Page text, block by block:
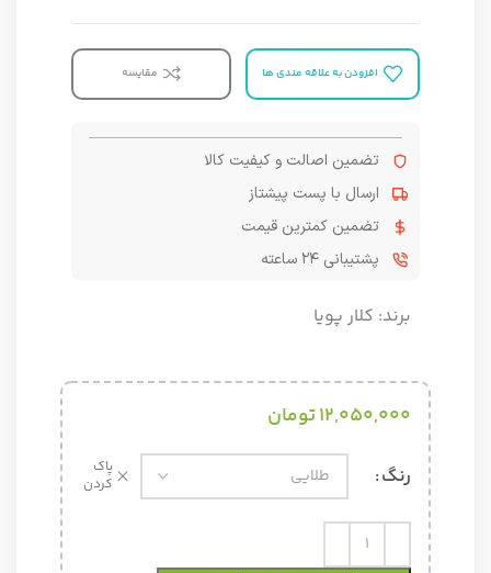
افزودن به علاقه مندی ها مقایسه
تضمین اصالت و کیفیت کالا
ارسال با پست پیشتاز
تضمین کمترین قیمت
پشتیبانی ۲۴ ساعته
برند: کلار پویا
12,050,000تومان
رنگ
پاک
کردن